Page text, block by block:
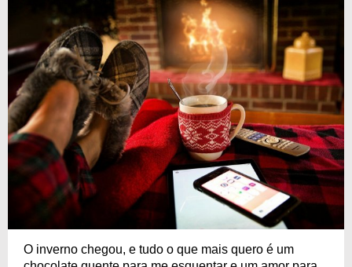
O inverno chegou, e tudo o que mais quero é um